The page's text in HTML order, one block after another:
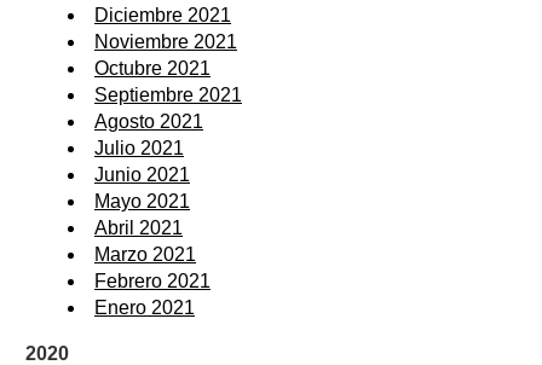
Diciembre 2021
Noviembre 2021
Octubre 2021
Septiembre 2021
Agosto 2021
Julio 2021
Junio 2021
Mayo 2021
Abril 2021
Marzo 2021
Febrero 2021
Enero 2021
2020